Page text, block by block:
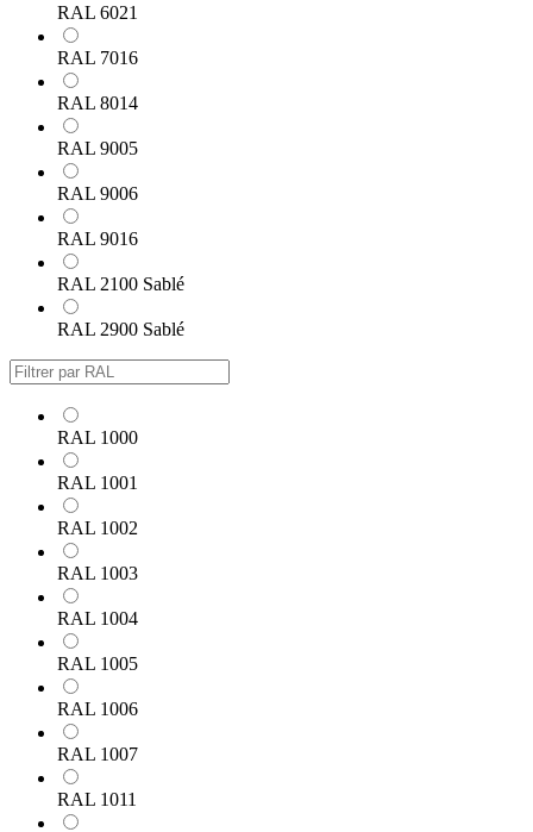
RAL 6021
RAL 7016
RAL 8014
RAL 9005
RAL 9006
RAL 9016
RAL 2100 Sablé
RAL 2900 Sablé
RAL 1000
RAL 1001
RAL 1002
RAL 1003
RAL 1004
RAL 1005
RAL 1006
RAL 1007
RAL 1011